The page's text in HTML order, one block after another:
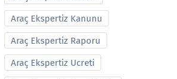
Araç Ekspertiz Kanunu
Araç Ekspertiz Raporu
Araç Ekspertiz Ucreti